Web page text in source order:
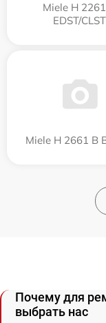
Miele H
EDST/CLST
Miele H 2661 B
Почему для
выбрать нас